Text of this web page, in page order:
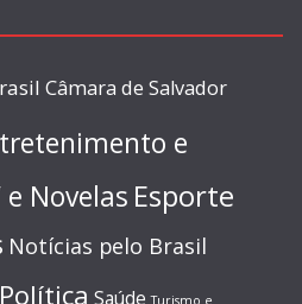
Câmara de Salvador
e
Novelas Esporte
Notícias pelo Brasil
Política Saúde Turismo e